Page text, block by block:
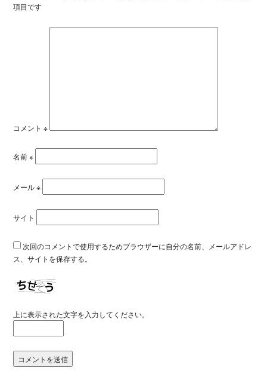
項目です
コメント※
名前※
メール※
サイト
次回のコメントで使用するためブラウザーに自分の名前、メールアドレ
ス、サイトを保存する。
上に表示された文字を入力してください。